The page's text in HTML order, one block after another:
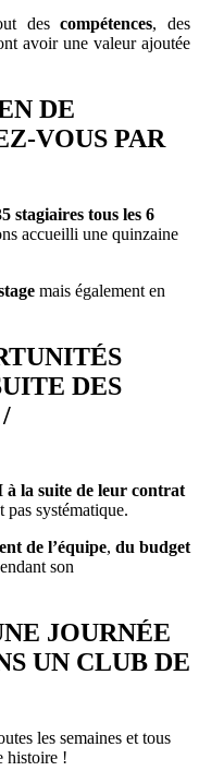
descompétences, des
avoir une valeur ajoutée
DE
VOUS PAR
stagiaires tous les 6
accueilli une quinzaine
mais également en
DES
la suite de leur contrat
pas systématique.
de l’équipe, du budget
son
JOURNÉE
UN CLUB DE
les semaines et tous
histoire !